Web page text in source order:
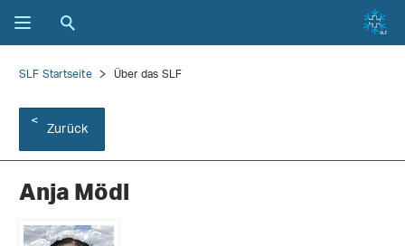
SLF Startseite Über das SLF
Zurück
Anja Mödl